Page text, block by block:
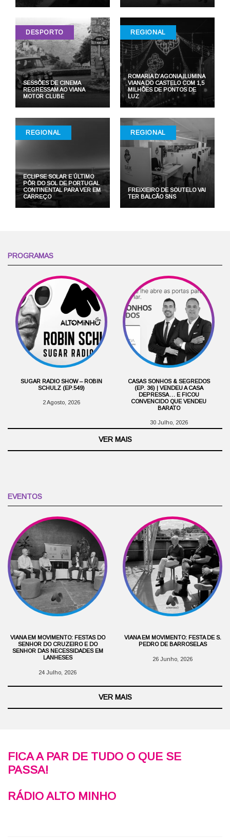
DESPORTO
SESSÕES DE CINEMA
REGRESSAM AO VIANA
MOTOR CLUBE
REGIONAL
ROMARIA D’AGONIA ILUMINA
VIANA DO CASTELO COM 1,5
MILHÕES DE PONTOS DE
LUZ
REGIONAL
ECLIPSE SOLAR E ÚLTIMO
PÔR DO SOL DE PORTUGAL
CONTINENTAL PARA VER EM
CARREÇO
REGIONAL
FREIXIEIRO DE SOUTELO VAI
TER BALCÃO SNS
PROGRAMAS
SUGAR RADIO SHOW – ROBIN
SCHULZ (EP.549)
2 Agosto, 2026
CASAS SONHOS & SEGREDOS
(EP. 36) | VENDEU A CASA
DEPRESSA… E FICOU
CONVENCIDO QUE VENDEU
BARATO
30 Julho, 2026
VER MAIS
EVENTOS
VIANA EM MOVIMENTO: FESTAS DO
SENHOR DO CRUZEIRO E DO
SENHOR DAS NECESSIDADES EM
LANHESES
24 Julho, 2026
VIANA EM MOVIMENTO: FESTA DE S.
PEDRO DE BARROSELAS
26 Junho, 2026
VER MAIS
FICA A PAR DE TUDO O QUE SE
PASSA!
RÁDIO ALTO MINHO